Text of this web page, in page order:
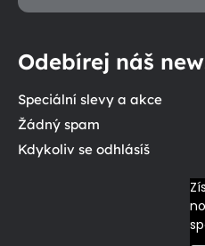
Odebírej náš
Speciální slevy a akce
Žádný spam
Kdykoliv se odhlásíš